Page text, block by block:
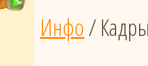
Инфо/